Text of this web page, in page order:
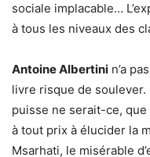
sociale implacable…
à tous les niveaux des
Antoine Albertini n’a
livre risque de soulever.
puisse ne serait-ce, que
à tout prix à élucider la
Msarhati, le misérable